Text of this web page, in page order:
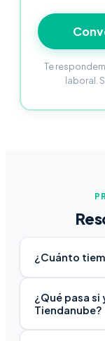
Te
laboral.
¿Cuánto
48 horas.
o Elite, el
pero siempre
¿Qué pasa
Tiendanube?